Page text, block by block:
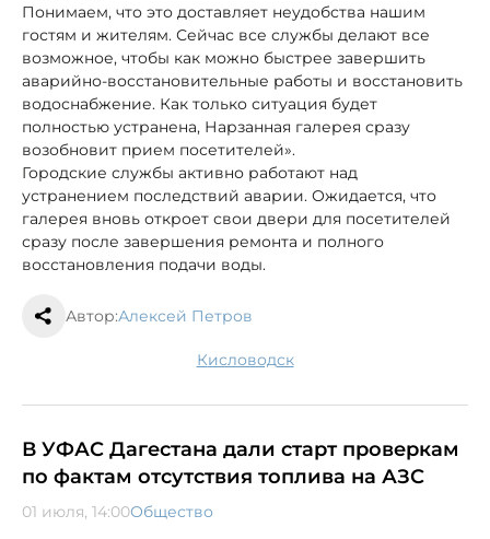
Понимаем, что это доставляет неудобства нашим
гостям и жителям. Сейчас все службы делают все
возможное, чтобы как можно быстрее завершить
аварийно-восстановительные работы и восстановить
водоснабжение. Как только ситуация будет
полностью устранена, Нарзанная галерея сразу
возобновит прием посетителей».
Городские службы активно работают над
устранением последствий аварии. Ожидается, что
галерея вновь откроет свои двери для посетителей
сразу после завершения ремонта и полного
восстановления подачи воды.
Автор:Алексей Петров
Кисловодск
В УФАС Дагестана дали старт проверкам
по фактам отсутствия топлива на АЗС
01 июля, 14:00Общество